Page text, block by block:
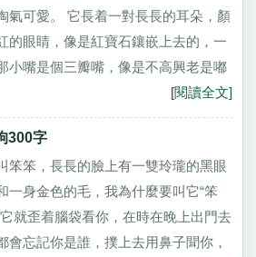
氣可愛。 它長着一對長長的耳朵，顏
的眼睛，像是紅寶石鑲嵌上去的，一
小嘴是個三瓣嘴，像是不高興老是嘟
[閱讀全文]
300字
笨笨，長長的臉上有一雙玲瓏的黑眼
一身金色的毛，我為什麼要叫它“笨
就歪着腦袋看你，在時在晚上出門去
會忘記你是誰，撲上去用鼻子聞你，